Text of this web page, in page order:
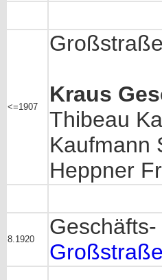
<=1907
Kraus
Thibeau
Kaufmann
Heppner
8.1920